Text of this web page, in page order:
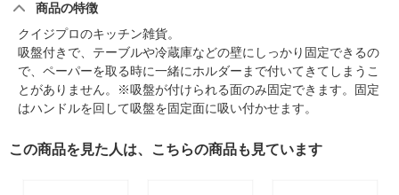
商品の特徴
クイジプロのキッチン雑貨。
吸盤付きで、テーブルや冷蔵庫などの壁にしっかり固定できるの
で、ペーパーを取る時に一緒にホルダーまで付いてきてしまうこ
とがありません。※吸盤が付けられる面のみ固定できます。固定
はハンドルを回して吸盤を固定面に吸い付かせます。
この商品を見た人は、こちらの商品も見ています